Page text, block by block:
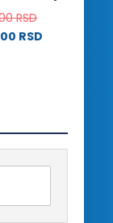
RSD
RSD